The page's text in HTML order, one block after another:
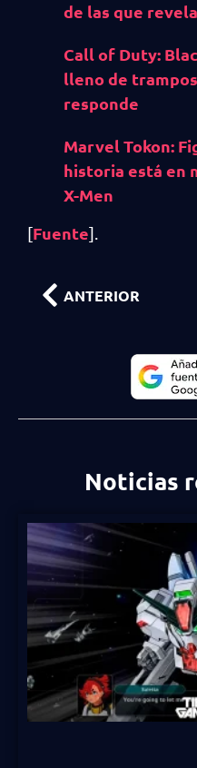
de las que
Call of Duty:
lleno de
responde
Marvel Tokon:
historia está en
X-Men
[Fuente].
ANTERIOR
Noticias